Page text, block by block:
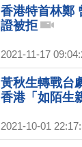
香港特首林鄭
證被拒
2021-11-17
黃秋生轉戰台
香港「如陌生
2021-10-01